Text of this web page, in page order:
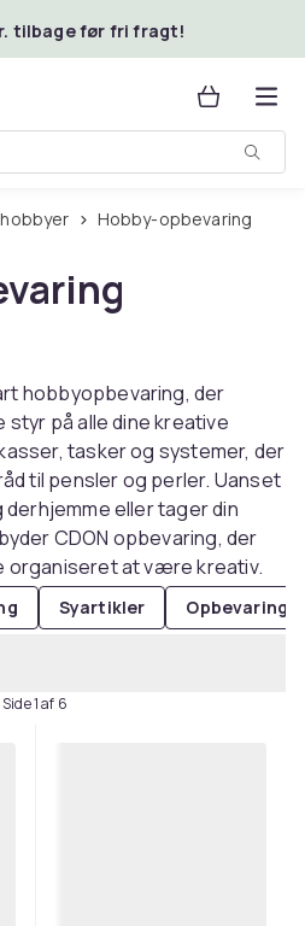
tilbage før fri fragt!
hobbyer Hobby-opbevaring
hobbyopbevaring, der
på alle dine kreative
tasker og systemer, der
til pensler og perler. Uanset
eller tager din
CDON opbevaring, der
organiseret at være kreativ.
Syartikler Opbevaring
Side 1 af 6